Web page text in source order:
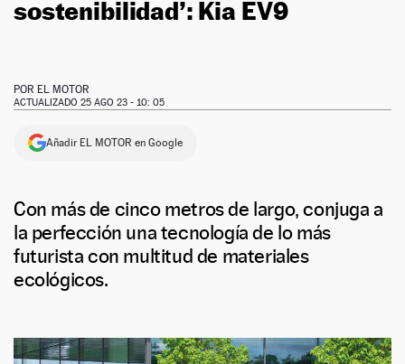
sostenibilidad’: Kia EV9
POR EL MOTOR
ACTUALIZADO 25 AGO 23 - 10: 05
Añadir EL MOTOR en Google
Con más de cinco metros de largo, conjuga a
la perfección una tecnología de lo más
futurista con multitud de materiales
ecológicos.